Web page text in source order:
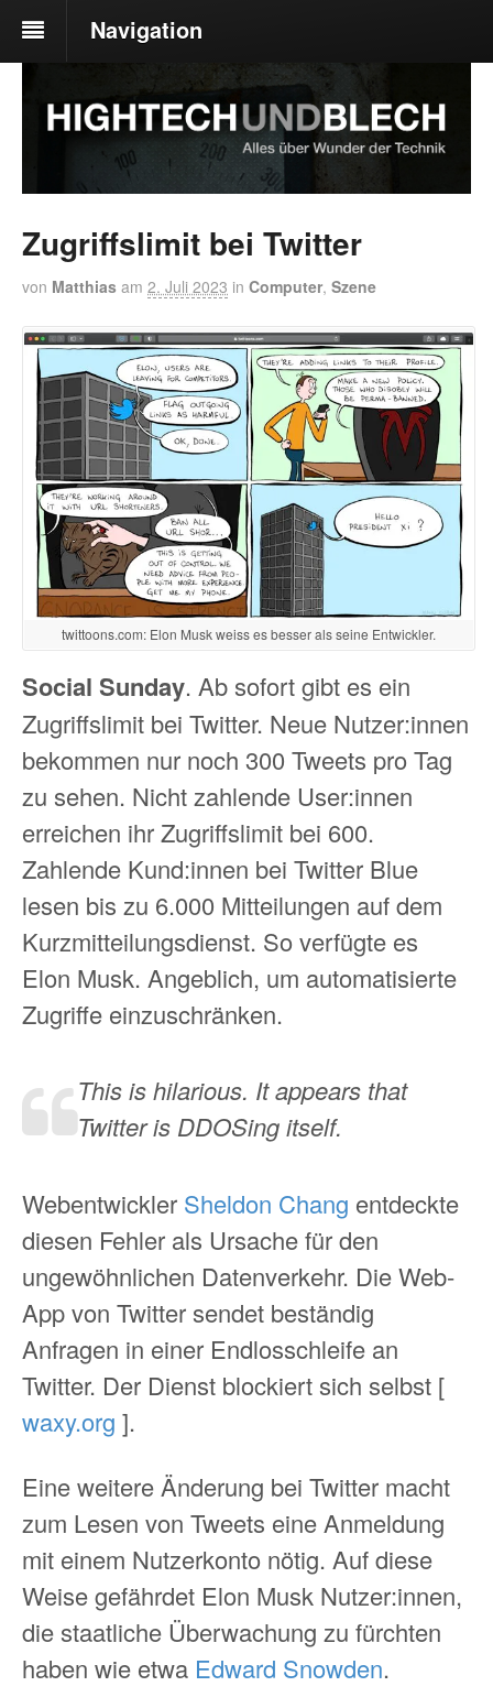
Navigation
Zugriffslimit bei Twitter
von Matthias am 2. Juli 2023 in Computer, Szene
twittoons.com: Elon Musk weiss es besser als seine Entwickler.
Social Sunday. Ab sofort gibt es ein
Zugriffslimit bei Twitter. Neue Nutzer:innen
bekommen nur noch 300 Tweets pro Tag
zu sehen. Nicht zahlende User:innen
erreichen ihr Zugriffslimit bei 600.
Zahlende Kund:innen bei Twitter Blue
lesen bis zu 6.000 Mitteilungen auf dem
Kurzmitteilungsdienst. So verfügte es
Elon Musk. Angeblich, um automatisierte
Zugriffe einzuschränken.
This is hilarious. It appears that
Twitter is DDOSing itself.
Webentwickler Sheldon Chang entdeckte
diesen Fehler als Ursache für den
ungewöhnlichen Datenverkehr. Die Web-
App von Twitter sendet beständig
Anfragen in einer Endlosschleife an
Twitter. Der Dienst blockiert sich selbst [
waxy.org ].
Eine weitere Änderung bei Twitter macht
zum Lesen von Tweets eine Anmeldung
mit einem Nutzerkonto nötig. Auf diese
Weise gefährdet Elon Musk Nutzer:innen,
die staatliche Überwachung zu fürchten
haben wie etwa Edward Snowden.